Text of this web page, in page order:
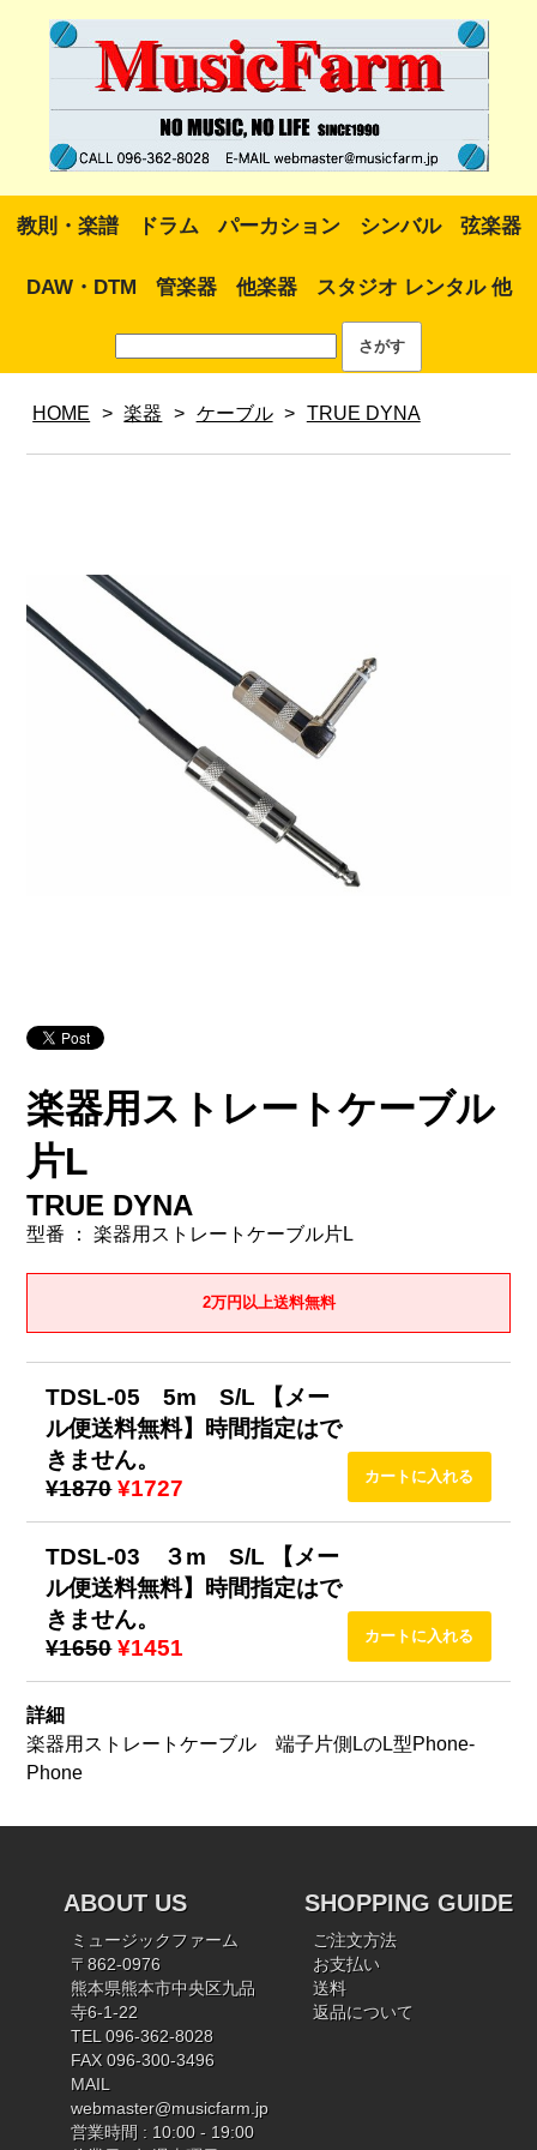
教則・楽譜 ドラム パーカション シンバル 弦楽器
DAW・DTM 管楽器 他楽器 スタジオ レンタル 他
HOME > 楽器 > ケーブル > TRUE DYNA
楽器用ストレートケーブル
片L
TRUE DYNA
型番 ： 楽器用ストレートケーブル片L
2万円以上送料無料
TDSL-05 5m S/L 【メー
ル便送料無料】時間指定はで
きません。
¥1870 ¥1727
TDSL-03 ３m S/L 【メー
ル便送料無料】時間指定はで
きません。
¥1650 ¥1451
詳細
楽器用ストレートケーブル 端子片側LのL型Phone-
Phone
ABOUT US
ミュージックファーム
〒862-0976
熊本県熊本市中央区九品
寺6-1-22
TEL 096-362-8028
FAX 096-300-3496
MAIL
webmaster@musicfarm.jp
営業時間 : 10:00 - 19:00
SHOPPING GUIDE
ご注文方法
お支払い
送料
返品について